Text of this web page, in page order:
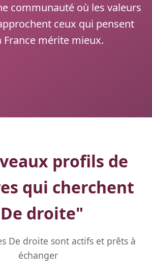
communauté où les valeurs
ceux qui pensent
France mérite mieux.
profils de
qui cherchent
De droite"
De droite sont actifs et prêts à
échanger